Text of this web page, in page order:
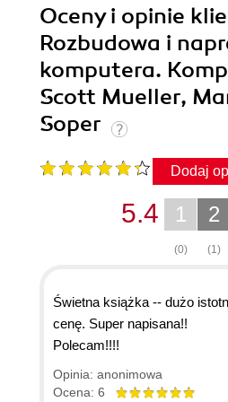
Oceny i opinie
Rozbudowa i
komputera.
Scott Mueller,
Soper
Dodaj
2
(1)
1
(0)
5.4
Świetna książka -- dużo
cenę. Super napisana!!
Polecam!!!!
Opinia: anonimowa
Ocena: 6